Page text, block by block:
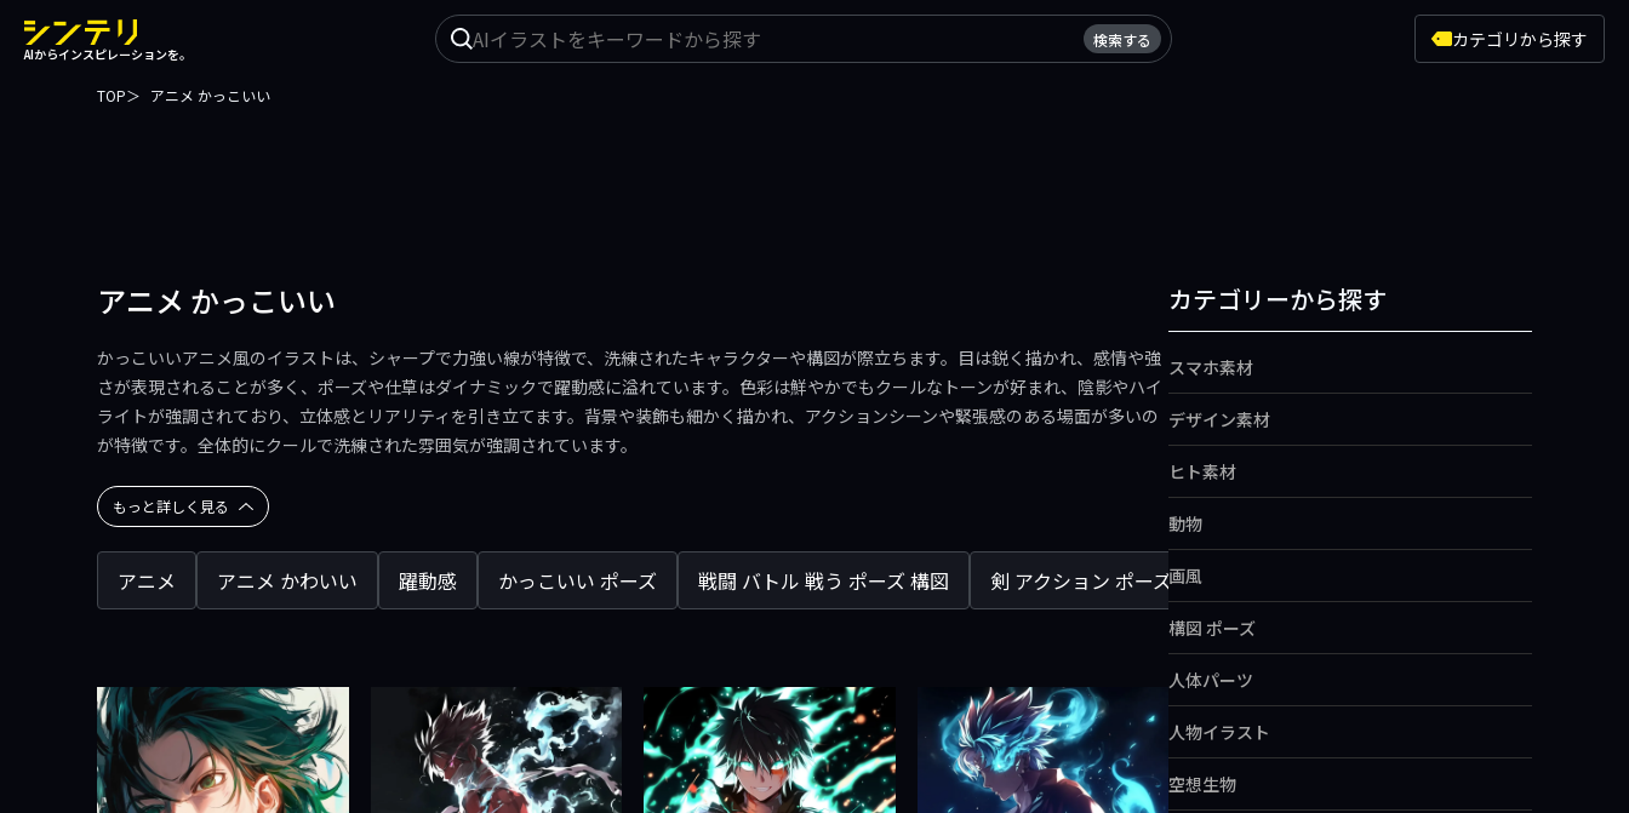
AIからインスピレーションを。
イ
ラ
検索する カテゴリから探す
TOP アニメ かっこいい
アニメ かっこいい
かっこいいアニメ風のイラストは、シャープで力強い線が特徴で、洗練されたキャラクターや構図が際立ちます。目は鋭く描かれ、感情や強
さが表現されることが多く、ポーズや仕草はダイナミックで躍動感に溢れています。色彩は鮮やかでもクールなトーンが好まれ、陰影やハイ
ライトが強調されており、立体感とリアリティを引き立てます。背景や装飾も細かく描かれ、アクションシーンや緊張感のある場面が多いの
が特徴です。全体的にクールで洗練された雰囲気が強調されています。
もっと詳しく見る
アニメ アニメ かわいい 躍動感 かっこいい ポーズ 戦闘 バトル 戦う ポーズ 構図 剣 アクション ポーズ
カテゴリーから探す
スマホ素材
デザイン素材
ヒト素材
動物
画風
構図 ポーズ
人体パーツ
人物イラスト
空想生物